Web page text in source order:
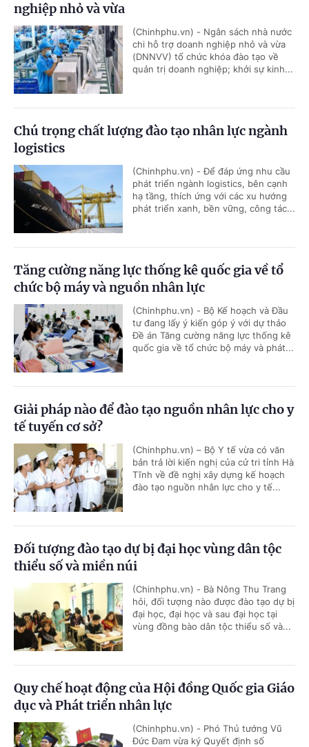
nghiệp nhỏ và vừa
(Chinhphu.vn) - Ngân sách nhà nước
chi hỗ trợ doanh nghiệp nhỏ và vừa
(DNNVV) tổ chức khóa đào tạo về
quản trị doanh nghiệp; khởi sự kinh...
Chú trọng chất lượng đào tạo nhân lực ngành
logistics
(Chinhphu.vn) - Để đáp ứng nhu cầu
phát triển ngành logistics, bên cạnh
hạ tầng, thích ứng với các xu hướng
phát triển xanh, bền vững, công tác...
Tăng cường năng lực thống kê quốc gia về tổ
chức bộ máy và nguồn nhân lực
(Chinhphu.vn) - Bộ Kế hoạch và Đầu
tư đang lấy ý kiến góp ý với dự thảo
Đề án Tăng cường năng lực thống kê
quốc gia về tổ chức bộ máy và phát...
Giải pháp nào để đào tạo nguồn nhân lực cho y
tế tuyến cơ sở?
(Chinhphu.vn) – Bộ Y tế vừa có văn
bản trả lời kiến nghị của cử tri tỉnh Hà
Tĩnh về đề nghị xây dựng kế hoạch
đào tạo nguồn nhân lực cho y tế...
Đối tượng đào tạo dự bị đại học vùng dân tộc
thiểu số và miền núi
(Chinhphu.vn) - Bà Nông Thu Trang
hỏi, đối tượng nào được đào tạo dự bị
đại học, đại học và sau đại học tại
vùng đồng bào dân tộc thiểu số và...
Quy chế hoạt động của Hội đồng Quốc gia Giáo
dục và Phát triển nhân lực
(Chinhphu.vn) - Phó Thủ tướng Vũ
Đức Đam vừa ký Quyết định số